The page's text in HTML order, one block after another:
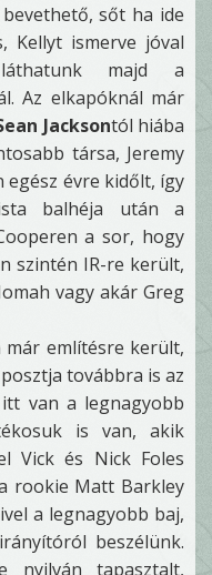
sőt ha ide
Kellyt ismerve jóval
majd a
Az elkapóknál már
Jacksontól hiába
társa, Jeremy
egész évre kidőlt, így
balhéja után a
a sor, hogy
szintén IR-re került,
vagy akár Greg
említésre került,
továbbra is az
van a legnagyobb
is van, akik
Vick és Nick Foles
rookie Matt Barkley
a legnagyobb baj,
beszélünk.
nyilván tapasztalt,